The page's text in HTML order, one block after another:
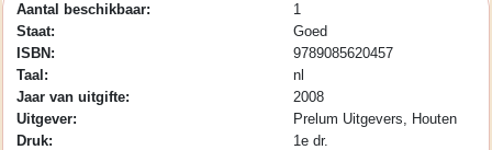
Aantal beschikbaar:
1
Staat:
Goed
ISBN:
9789085620457
Taal:
nl
Jaar van uitgifte:
2008
Uitgever:
Prelum Uitgevers, Houten
Druk:
1e dr.